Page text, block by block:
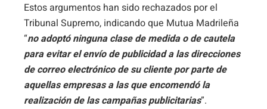
Estos argumentos han sido rechazados por el
Tribunal Supremo, indicando que Mutua Madrileña
“no adoptó ninguna clase de medida o de cautela
para evitar el envío de publicidad a las direcciones
de correo electrónico de su cliente por parte de
aquellas empresas a las que encomendó la
realización de las campañas publicitarias”.